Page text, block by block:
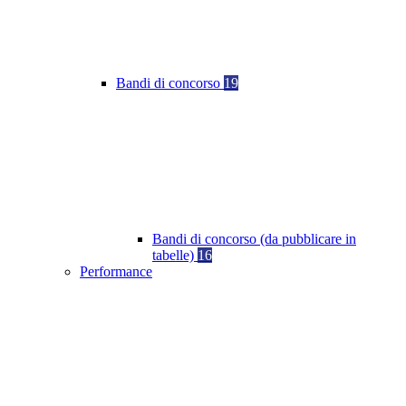
Bandi di concorso 19
Bandi di concorso (da pubblicare in
tabelle) 16
Performance